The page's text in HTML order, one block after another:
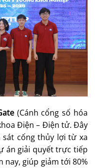
(Cánh cổng số hóa
Điện – Điện tử. Đây
sát cống thủy lợi từ xa
án giải quyết trực tiếp
nay, giúp giảm tới 80%